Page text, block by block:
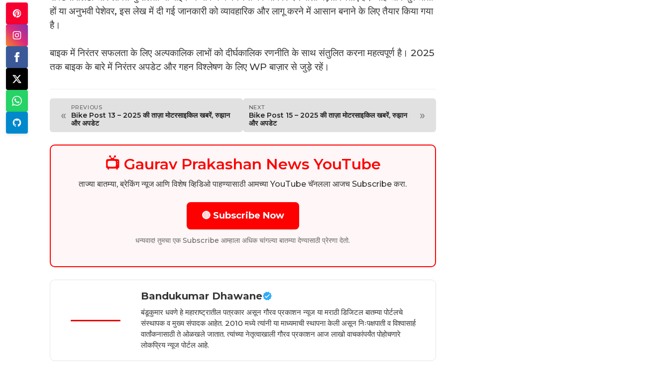
हों या अनुभवी पेशेवर, इस लेख में दी गई जानकारी को व्यावहारिक और लागू करने में आसान बनाने के लिए तैयार किया गया
है।
बाइक में निरंतर सफलता के लिए अल्पकालिक लाभों को दीर्घकालिक रणनीति के साथ संतुलित करना महत्वपूर्ण है। 2025
तक बाइक के बारे में निरंतर अपडेट और गहन विश्लेषण के लिए WP बाज़ार से जुड़े रहें।
«
PREVIOUS
Bike Post 13 – 2025 की ताज़ा मोटरसाइकिल खबरें, रुझान
और अपडेट
NEXT
Bike Post 15 – 2025 की ताज़ा मोटरसाइकिल खबरें, रुझान
और अपडेट
»
📺 Gaurav Prakashan News YouTube
ताज्या बातम्या, ब्रेकिंग न्यूज आणि विशेष व्हिडिओ पाहण्यासाठी आमच्या YouTube चॅनलला आजच Subscribe करा.
🔴 Subscribe Now
धन्यवाद! तुमचा एक Subscribe आम्हाला अधिक चांगल्या बातम्या देण्यासाठी प्रेरणा देतो.
Bandukumar Dhawane
बंडूकुमार धवणे हे महाराष्ट्रातील पत्रकार असून गौरव प्रकाशन न्यूज या मराठी डिजिटल बातम्या पोर्टलचे
संस्थापक व मुख्य संपादक आहेत. 2010 मध्ये त्यांनी या माध्यमाची स्थापना केली असून निःपक्षपाती व विश्वासार्ह
वार्तांकनासाठी ते ओळखले जातात. त्यांच्या नेतृत्वाखाली गौरव प्रकाशन आज लाखो वाचकांपर्यंत पोहोचणारे
लोकप्रिय न्यूज पोर्टल आहे.